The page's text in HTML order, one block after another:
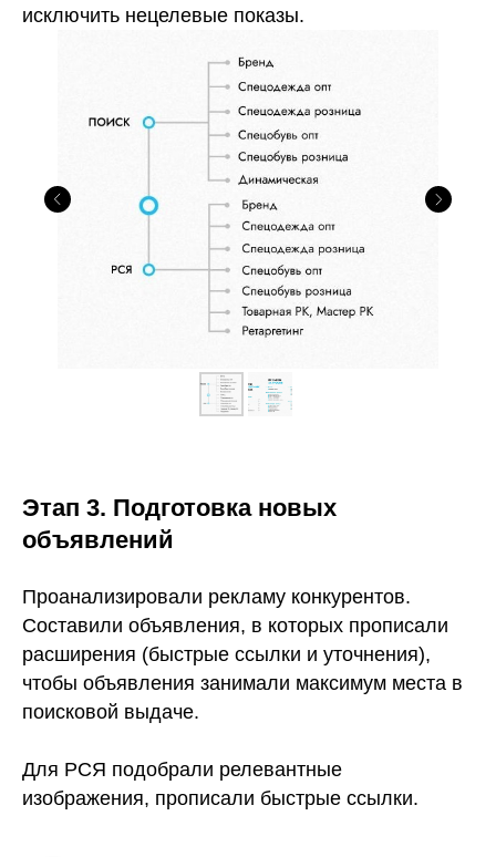
исключить нецелевые показы.
Этап 3. Подготовка новых
объявлений
Проанализировали рекламу конкурентов.
Составили объявления, в которых прописали
расширения (быстрые ссылки и уточнения),
чтобы объявления занимали максимум места в
поисковой выдаче.
Для РСЯ подобрали релевантные
изображения, прописали быстрые ссылки.